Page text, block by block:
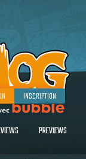
INSCRIPTION
PREVIEWS